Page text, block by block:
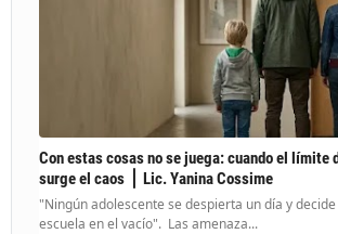
Con estas cosas no se juega: cuando el límite
surge el caos ⎪ Lic. Yanina Cossime
"Ningún adolescente se despierta un día y
escuela en el vacío". Las amenaza...